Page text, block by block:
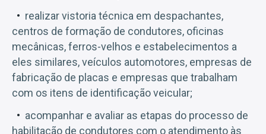
realizar vistoria técnica em despachantes,
centros de formação de condutores, oficinas
mecânicas, ferros-velhos e estabelecimentos a
eles similares, veículos automotores, empresas de
fabricação de placas e empresas que trabalham
com os itens de identificação veicular;
acompanhar e avaliar as etapas do processo de
habilitação de condutores com o atendimento às